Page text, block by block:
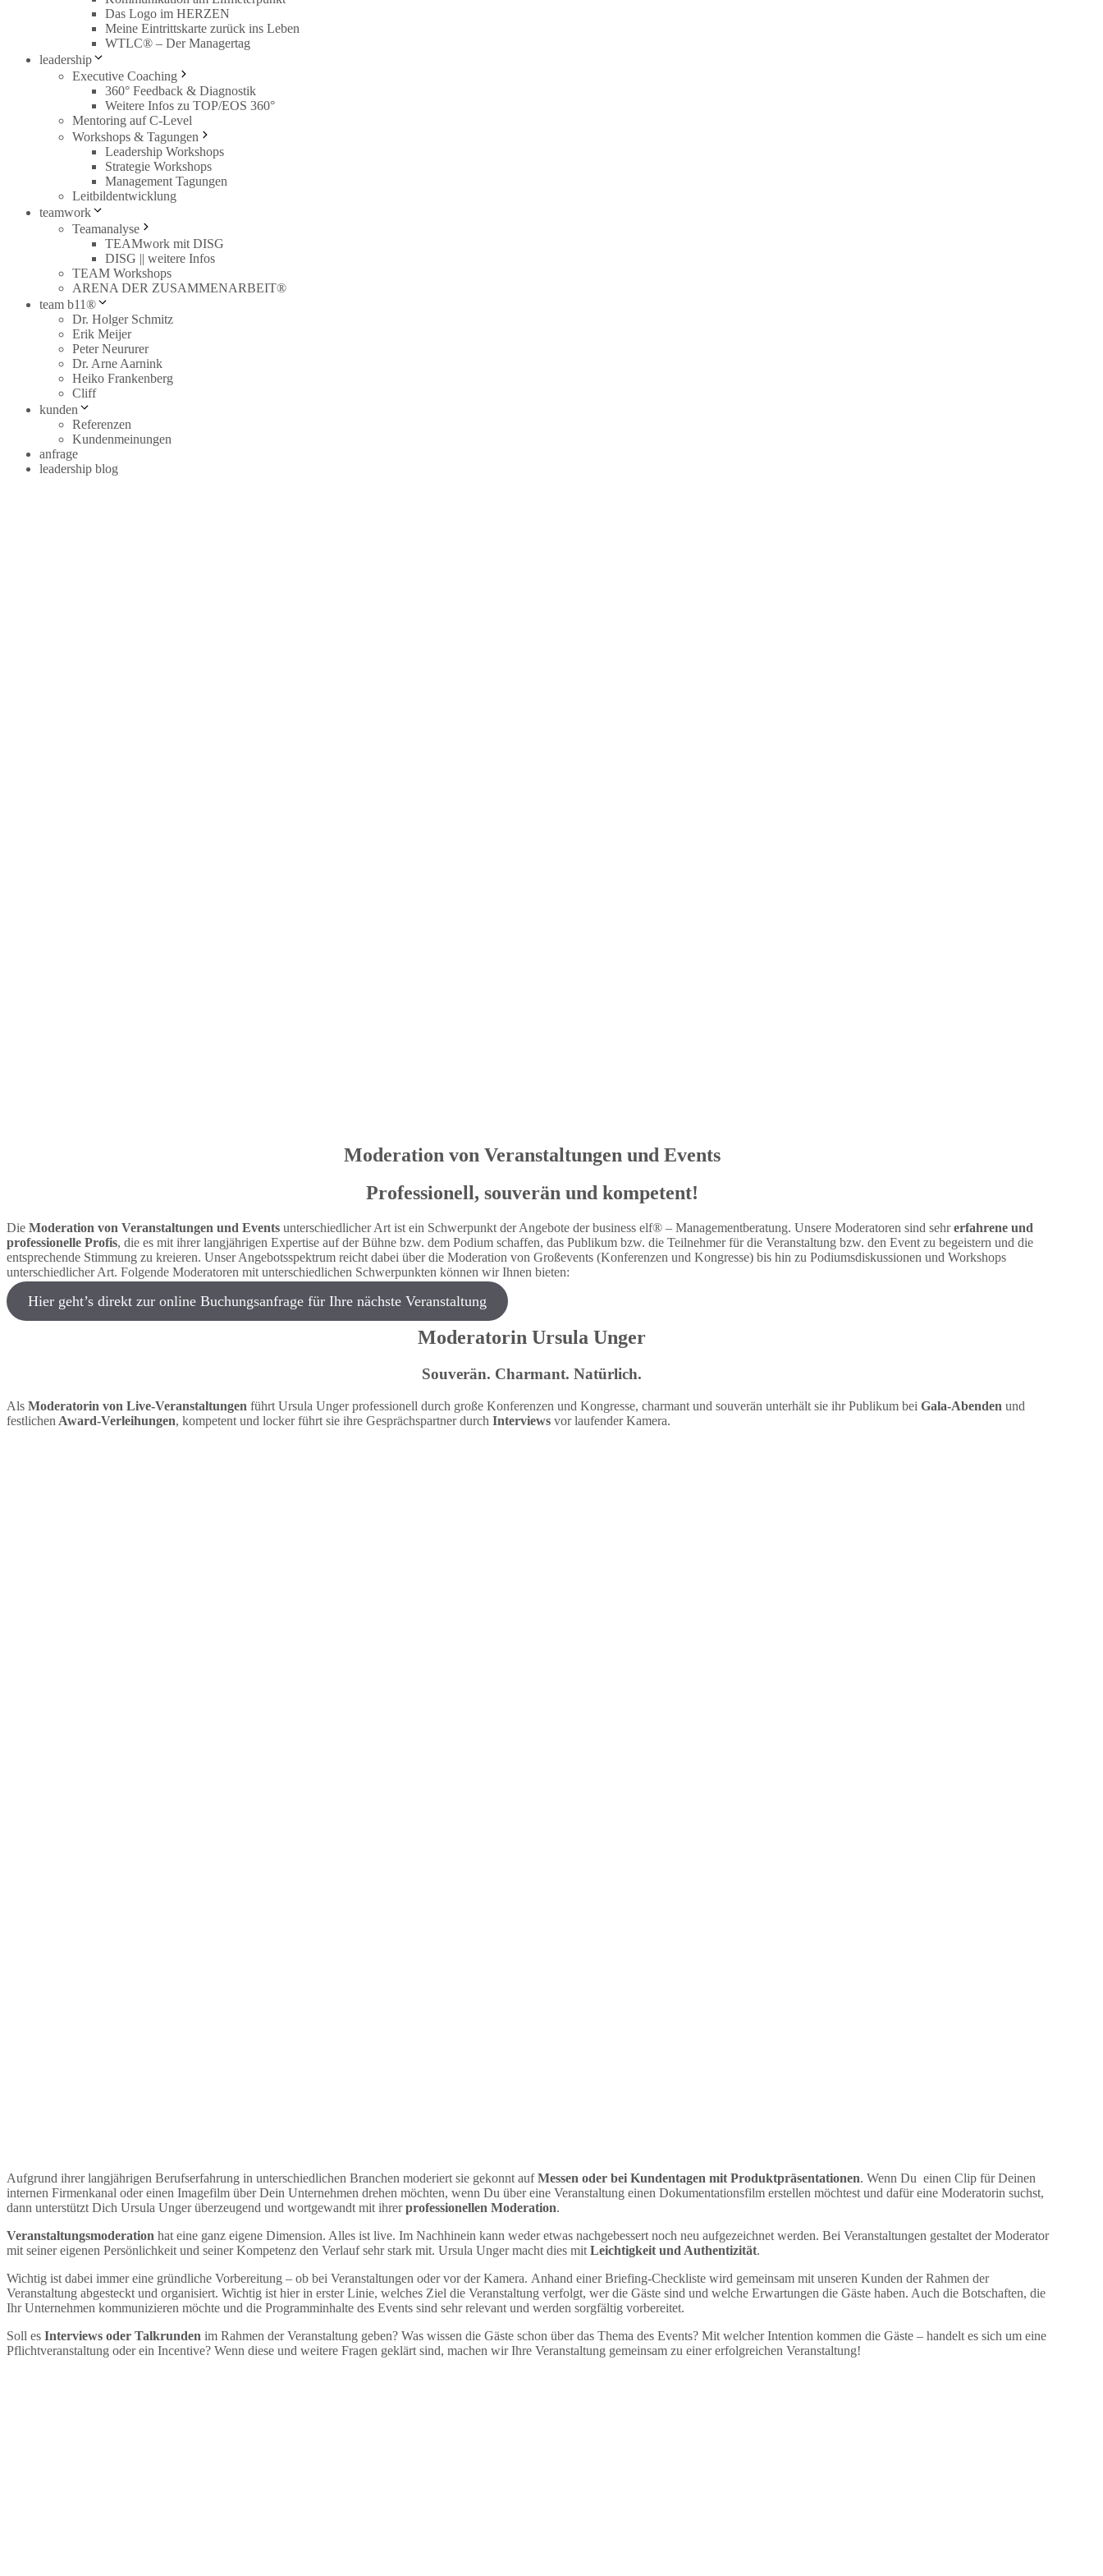
Das Logo im HERZEN
Meine Eintrittskarte zurück ins Leben
WTLC® – Der Managertag
leadership
Executive Coaching
360° Feedback & Diagnostik
Weitere Infos zu TOP/EOS 360°
Mentoring auf C-Level
Workshops & Tagungen
Leadership Workshops
Strategie Workshops
Management Tagungen
Leitbildentwicklung
teamwork
Teamanalyse
TEAMwork mit DISG
DISG || weitere Infos
TEAM Workshops
ARENA DER ZUSAMMENARBEIT®
team b11®
Dr. Holger Schmitz
Erik Meijer
Peter Neururer
Dr. Arne Aarnink
Heiko Frankenberg
Cliff
kunden
Referenzen
Kundenmeinungen
anfrage
leadership blog
Moderation von Veranstaltungen und Events
Professionell, souverän und kompetent!
Die Moderation von Veranstaltungen und Events unterschiedlicher Art ist ein Schwerpunkt der Angebote der business elf® – Managementberatung. Unsere Moderatoren sind sehrerfahrene und
professionelle Profis, die es mit ihrer langjährigen Expertise auf der Bühne bzw. dem Podium schaffen, das Publikum bzw. die Teilnehmer für die Veranstaltung bzw. den Event zu begeistern und die
entsprechende Stimmung zu kreieren. Unser Angebotsspektrum reicht dabei über die Moderation von Großevents (Konferenzen und Kongresse) bis hin zu Podiumsdiskussionen und Workshops
unterschiedlicher Art. Folgende Moderatoren mit unterschiedlichen Schwerpunkten können wir Ihnen bieten:
Hier geht’s direkt zur online Buchungsanfrage für Ihre nächste Veranstaltung
Moderatorin Ursula Unger
Souverän. Charmant. Natürlich.
Als Moderatorin von Live-Veranstaltungen führt Ursula Unger professionell durch große Konferenzen und Kongresse, charmant und souverän unterhält sie ihr Publikum bei Gala-Abenden und
festlichen Award-Verleihungen, kompetent und locker führt sie ihre Gesprächspartner durch Interviews vor laufender Kamera.
Aufgrund ihrer langjährigen Berufserfahrung in unterschiedlichen Branchen moderiert sie gekonnt aufMessen oder bei Kundentagen mit Produktpräsentationen. Wenn Du einen Clip für Deinen
internen Firmenkanal oder einen Imagefilm über Dein Unternehmen drehen möchten, wenn Du über eine Veranstaltung einen Dokumentationsfilm erstellen möchtest und dafür eine Moderatorin suchst,
dann unterstützt Dich Ursula Unger überzeugend und wortgewandt mit ihrerprofessionellen Moderation.
Veranstaltungsmoderation hat eine ganz eigene Dimension. Alles ist live. Im Nachhinein kann weder etwas nachgebessert noch neu aufgezeichnet werden. Bei Veranstaltungen gestaltet der Moderator
mit seiner eigenen Persönlichkeit und seiner Kompetenz den Verlauf sehr stark mit. Ursula Unger macht dies mit Leichtigkeit und Authentizität.
Wichtig ist dabei immer eine gründliche Vorbereitung – ob bei Veranstaltungen oder vor der Kamera. Anhand einer Briefing-Checkliste wird gemeinsam mit unseren Kunden der Rahmen der
Veranstaltung abgesteckt und organisiert. Wichtig ist hier in erster Linie, welches Ziel die Veranstaltung verfolgt, wer die Gäste sind und welche Erwartungen die Gäste haben. Auch die Botschaften, die
Ihr Unternehmen kommunizieren möchte und die Programminhalte des Events sind sehr relevant und werden sorgfältig vorbereitet.
Soll es Interviews oder Talkrunden im Rahmen der Veranstaltung geben? Was wissen die Gäste schon über das Thema des Events? Mit welcher Intention kommen die Gäste – handelt es sich um eine
Pflichtveranstaltung oder ein Incentive? Wenn diese und weitere Fragen geklärt sind, machen wir Ihre Veranstaltung gemeinsam zu einer erfolgreichen Veranstaltung!